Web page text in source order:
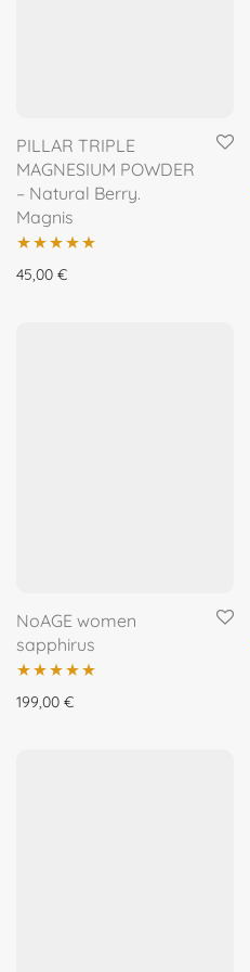
PILLAR TRIPLE
MAGNESIUM POWDER
– Natural Berry.
Magnis
Įvertinimas:
45,00 €
NoAGE women
sapphirus
Įvertinimas:
199,00 €